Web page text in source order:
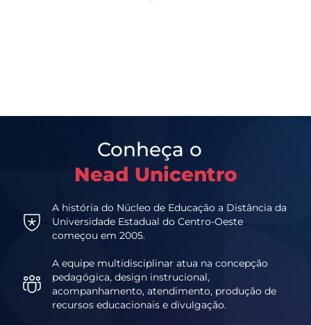
Conheça o
Nead Unicentro
A história do Núcleo de Educação a Distância da
Universidade Estadual do Centro-Oeste
começou em 2005.
A equipe multidisciplinar atua na concepção
pedagógica, design instrucional,
acompanhamento, atendimento, produção de
recursos educacionais e divulgação.